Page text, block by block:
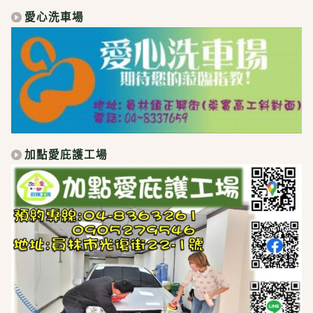
愛心洗車場
加點愛庇護工場